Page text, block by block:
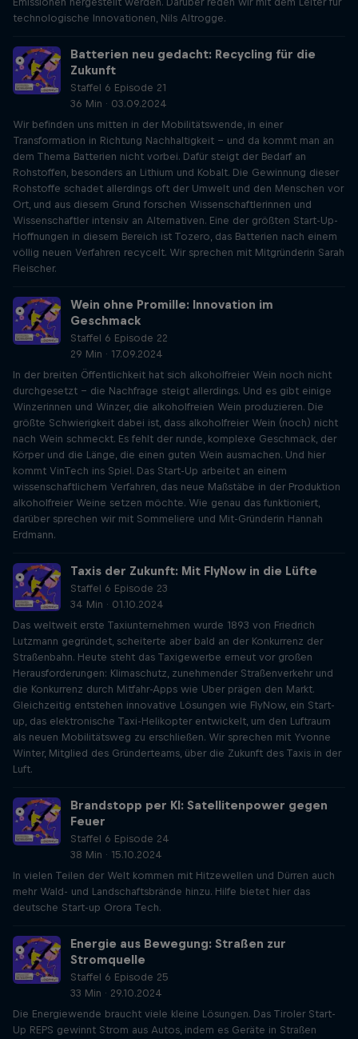
technologische Innovationen, Nils Altrogge.
Batterien neu gedacht: Recycling für die
Zukunft
Staffel 6 Episode 21
36 Min · 03.09.2024
Wir befinden uns mitten in der Mobilitätswende, in einer
Transformation in Richtung Nachhaltigkeit – und da kommt man an
dem Thema Batterien nicht vorbei. Dafür steigt der Bedarf an
Rohstoffen, besonders an Lithium und Kobalt. Die Gewinnung dieser
Rohstoffe schadet allerdings oft der Umwelt und den Menschen vor
Ort, und aus diesem Grund forschen Wissenschaftlerinnen und
Wissenschaftler intensiv an Alternativen. Eine der größten Start-Up-
Hoffnungen in diesem Bereich ist Tozero, das Batterien nach einem
völlig neuen Verfahren recycelt. Wir sprechen mit Mitgründerin Sarah
Fleischer.
Wein ohne Promille: Innovation im
Geschmack
Staffel 6 Episode 22
29 Min · 17.09.2024
In der breiten Öffentlichkeit hat sich alkoholfreier Wein noch nicht
durchgesetzt - die Nachfrage steigt allerdings. Und es gibt einige
Winzerinnen und Winzer, die alkoholfreien Wein produzieren. Die
größte Schwierigkeit dabei ist, dass alkoholfreier Wein (noch) nicht
nach Wein schmeckt. Es fehlt der runde, komplexe Geschmack, der
Körper und die Länge, die einen guten Wein ausmachen. Und hier
kommt VinTech ins Spiel. Das Start-Up arbeitet an einem
wissenschaftlichem Verfahren, das neue Maßstäbe in der Produktion
alkoholfreier Weine setzen möchte. Wie genau das funktioniert,
darüber sprechen wir mit Sommeliere und Mit-Gründerin Hannah
Erdmann.
Taxis der Zukunft: Mit FlyNow in die Lüfte
Staffel 6 Episode 23
34 Min · 01.10.2024
Das weltweit erste Taxiunternehmen wurde 1893 von Friedrich
Lutzmann gegründet, scheiterte aber bald an der Konkurrenz der
Straßenbahn. Heute steht das Taxigewerbe erneut vor großen
Herausforderungen: Klimaschutz, zunehmender Straßenverkehr und
die Konkurrenz durch Mitfahr-Apps wie Uber prägen den Markt.
Gleichzeitig entstehen innovative Lösungen wie FlyNow, ein Start-
up, das elektronische Taxi-Helikopter entwickelt, um den Luftraum
als neuen Mobilitätsweg zu erschließen. Wir sprechen mit Yvonne
Winter, Mitglied des Gründerteams, über die Zukunft des Taxis in der
Luft.
Brandstopp per KI: Satellitenpower gegen
Feuer
Staffel 6 Episode 24
38 Min · 15.10.2024
In vielen Teilen der Welt kommen mit Hitzewellen und Dürren auch
mehr Wald- und Landschaftsbrände hinzu. Hilfe bietet hier das
deutsche Start-up Orora Tech.
Energie aus Bewegung: Straßen zur
Stromquelle
Staffel 6 Episode 25
33 Min · 29.10.2024
Die Energiewende braucht viele kleine Lösungen. Das Tiroler Start-
Up REPS gewinnt Strom aus Autos, indem es Geräte in Straßen